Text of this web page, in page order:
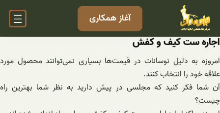
محتوا
آغاز همکاری
اجاره ست کیف و کفش
امروزه به دلیل نوسانات در قیمت‌ها بسیاری نمی‌توانند محصول مورد
علاقه خود را انتخاب کنند.
آن شما فکر کنید که مجلسی در پیش دارید به نظر شما بهترین راه
چیست؟